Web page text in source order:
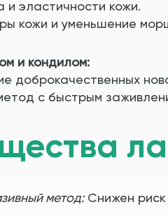
эластичности кожи.
кожи и уменьшение
и кондилом:
доброкачественных
с быстрым
метод:Снижен риск